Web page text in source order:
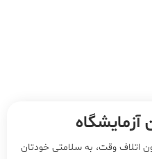
آزمایشگاه
اتلاف وقت، به سلامتی خودتان